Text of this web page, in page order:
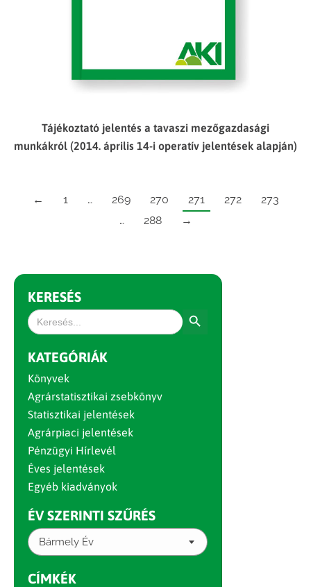
Tájékoztató jelentés a tavaszi mezőgazdasági
munkákról (2014. április 14-i operatív jelentések alapján)
← 1 … 269 270 271 272
273
…
288 →
KERESÉS
Search
for:
KATEGÓRIÁK
Könyvek
Agrárstatisztikai zsebkönyv
Statisztikai jelentések
Agrárpiaci jelentések
Pénzügyi Hírlevél
Éves jelentések
Egyéb kiadványok
ÉV SZERINTI SZŰRÉS
Bármely Év
CÍMKÉK